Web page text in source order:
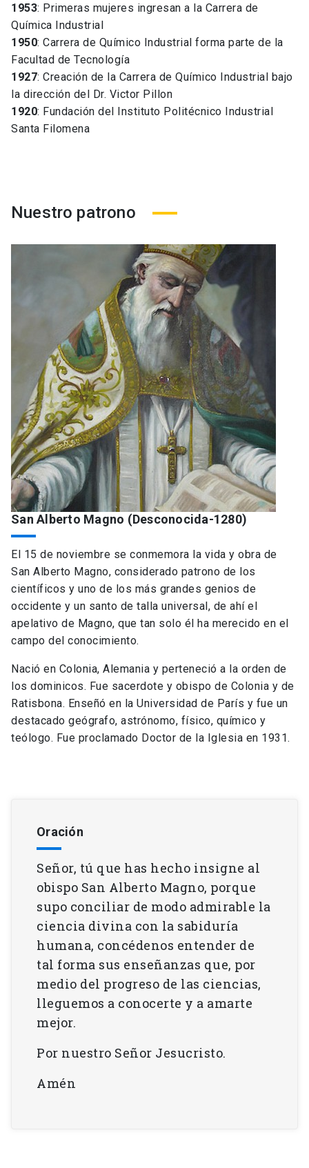
1953: Primeras mujeres ingresan a la Carrera de
Química Industrial
1950: Carrera de Químico Industrial forma parte de la
Facultad de Tecnología
1927: Creación de la Carrera de Químico Industrial bajo
la dirección del Dr. Victor Pillon
1920: Fundación del Instituto Politécnico Industrial
Santa Filomena
Nuestro patrono
San Alberto Magno (Desconocida-1280)
El 15 de noviembre se conmemora la vida y obra de
San Alberto Magno, considerado patrono de los
científicos y uno de los más grandes genios de
occidente y un santo de talla universal, de ahí el
apelativo de Magno, que tan solo él ha merecido en el
campo del conocimiento.
Nació en Colonia, Alemania y perteneció a la orden de
los dominicos. Fue sacerdote y obispo de Colonia y de
Ratisbona. Enseñó en la Universidad de París y fue un
destacado geógrafo, astrónomo, físico, químico y
teólogo. Fue proclamado Doctor de la Iglesia en 1931.
Oración
Señor, tú que has hecho insigne al
obispo San Alberto Magno, porque
supo conciliar de modo admirable la
ciencia divina con la sabiduría
humana, concédenos entender de
tal forma sus enseñanzas que, por
medio del progreso de las ciencias,
lleguemos a conocerte y a amarte
mejor.
Por nuestro Señor Jesucristo.
Amén